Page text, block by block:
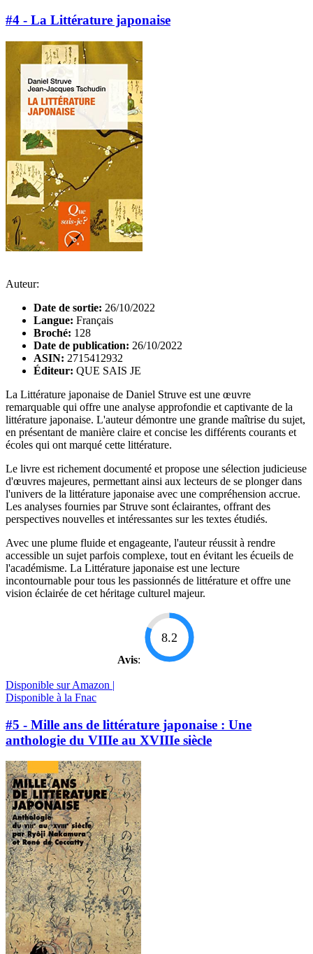
#4 - La Littérature japonaise
Auteur:
Date de sortie: 26/10/2022
Langue: Français
Broché: 128
Date de publication: 26/10/2022
ASIN: 2715412932
Éditeur: QUE SAIS JE
La Littérature japonaise de Daniel Struve est une œuvre
remarquable qui offre une analyse approfondie et captivante de la
littérature japonaise. L'auteur démontre une grande maîtrise du sujet,
en présentant de manière claire et concise les différents courants et
écoles qui ont marqué cette littérature.
Le livre est richement documenté et propose une sélection judicieuse
d'œuvres majeures, permettant ainsi aux lecteurs de se plonger dans
l'univers de la littérature japonaise avec une compréhension accrue.
Les analyses fournies par Struve sont éclairantes, offrant des
perspectives nouvelles et intéressantes sur les textes étudiés.
Avec une plume fluide et engageante, l'auteur réussit à rendre
accessible un sujet parfois complexe, tout en évitant les écueils de
l'académisme. La Littérature japonaise est une lecture
incontournable pour tous les passionnés de littérature et offre une
vision éclairée de cet héritage culturel majeur.
Avis:
8.2
Disponible sur Amazon |
Disponible à la Fnac
#5 - Mille ans de littérature japonaise : Une
anthologie du VIIIe au XVIIIe siècle